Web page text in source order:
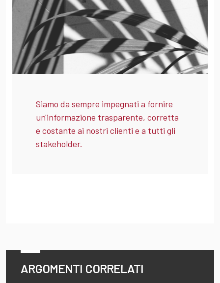
Siamo da sempre impegnati a fornire
un'informazione trasparente, corretta
e costante ai nostri clienti e a tutti gli
stakeholder.
ARGOMENTI CORRELATI